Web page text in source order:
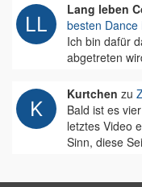
Lang leben
besten Dance
Ich bin dafür
abgetreten
Kurtchen zu
Bald ist es
letztes Video
Sinn, diese